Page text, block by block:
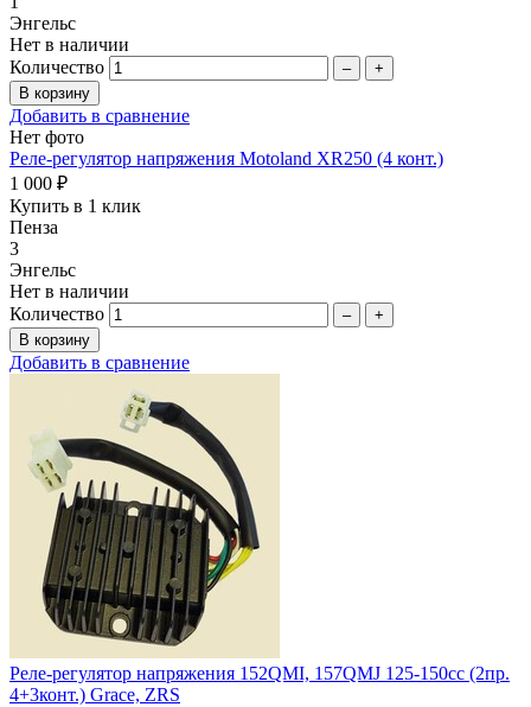
Энгельс
Нет в наличии
Количество
– +
Добавить в сравнение
Нет фото
Реле-регулятор напряжения Motoland XR250 (4 конт.)
1 000 ₽
Купить в 1 клик
Пенза
3
Энгельс
Нет в наличии
Количество
– +
Добавить в сравнение
Реле-регулятор напряжения 152QMI, 157QMJ 125-150сс (2пр.
4+3конт.) Grace, ZRS